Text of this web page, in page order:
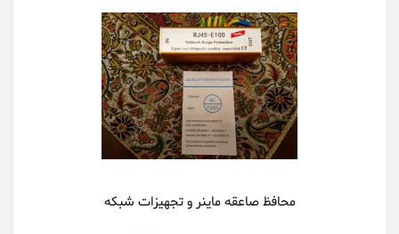
Cheetah Miner
محافظ صاعقه ماینر و تجهیزات شبکه